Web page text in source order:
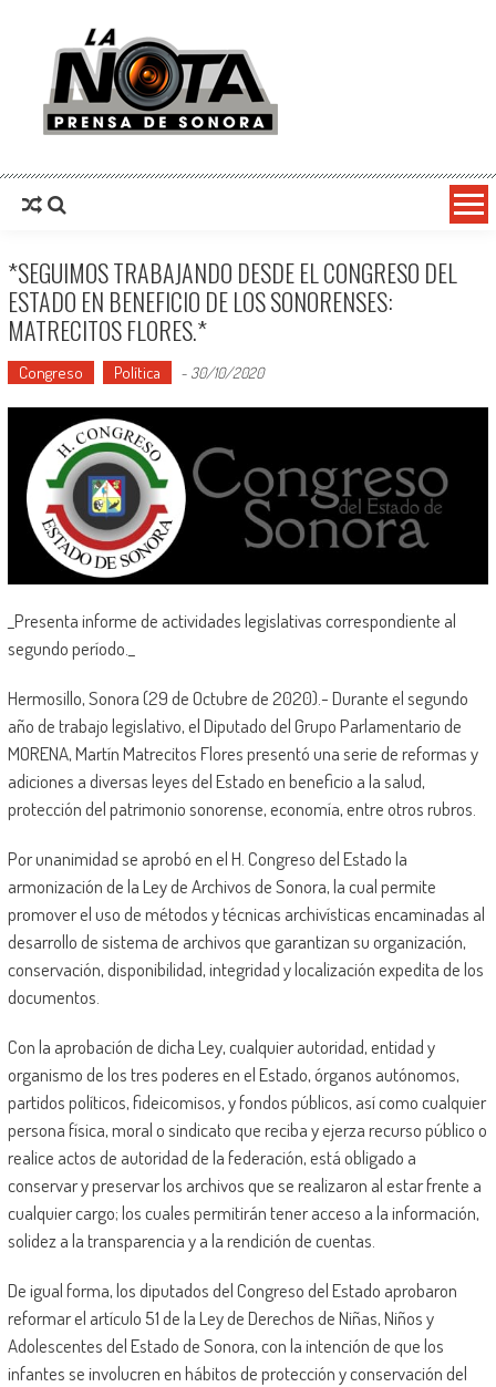
La Nota Prensa De Sonora
*SEGUIMOS TRABAJANDO DESDE EL CONGRESO DEL
ESTADO EN BENEFICIO DE LOS SONORENSES:
MATRECITOS FLORES.*
Congreso Política - 30/10/2020
_Presenta informe de actividades legislativas correspondiente al
segundo período._
Hermosillo, Sonora (29 de Octubre de 2020).- Durante el segundo
año de trabajo legislativo, el Diputado del Grupo Parlamentario de
MORENA, Martín Matrecitos Flores presentó una serie de reformas y
adiciones a diversas leyes del Estado en beneficio a la salud,
protección del patrimonio sonorense, economía, entre otros rubros.
Por unanimidad se aprobó en el H. Congreso del Estado la
armonización de la Ley de Archivos de Sonora, la cual permite
promover el uso de métodos y técnicas archivísticas encaminadas al
desarrollo de sistema de archivos que garantizan su organización,
conservación, disponibilidad, integridad y localización expedita de los
documentos.
Con la aprobación de dicha Ley, cualquier autoridad, entidad y
organismo de los tres poderes en el Estado, órganos autónomos,
partidos políticos, fideicomisos, y fondos públicos, así como cualquier
persona física, moral o sindicato que reciba y ejerza recurso público o
realice actos de autoridad de la federación, está obligado a
conservar y preservar los archivos que se realizaron al estar frente a
cualquier cargo; los cuales permitirán tener acceso a la información,
solidez a la transparencia y a la rendición de cuentas.
De igual forma, los diputados del Congreso del Estado aprobaron
reformar el artículo 51 de la Ley de Derechos de Niñas, Niños y
Adolescentes del Estado de Sonora, con la intención de que los
infantes se involucren en hábitos de protección y conservación del